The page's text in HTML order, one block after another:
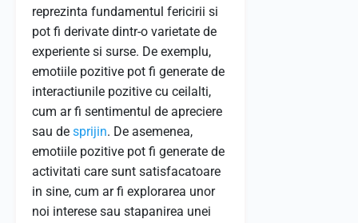
reprezinta fundamentul fericirii si
pot fi derivate dintr-o varietate de
experiente si surse. De exemplu,
emotiile pozitive pot fi generate de
interactiunile pozitive cu ceilalti,
cum ar fi sentimentul de apreciere
sau de sprijin. De asemenea,
emotiile pozitive pot fi generate de
activitati care sunt satisfacatoare
in sine, cum ar fi explorarea unor
noi interese sau stapanirea unei